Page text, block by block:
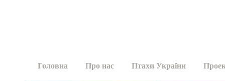
Головна Про нас Птахи України